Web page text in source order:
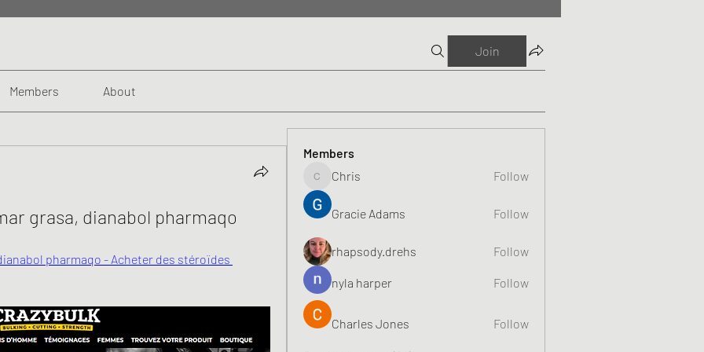
Join
Members About
grasa, dianabol pharmaqo
pharmaqo - Acheter des stéroïdes
Members
Chris
Chris Follow
Gracie Adams Follow
rhapsody.drehs Follow
nyla harper Follow
Charles Jones Follow